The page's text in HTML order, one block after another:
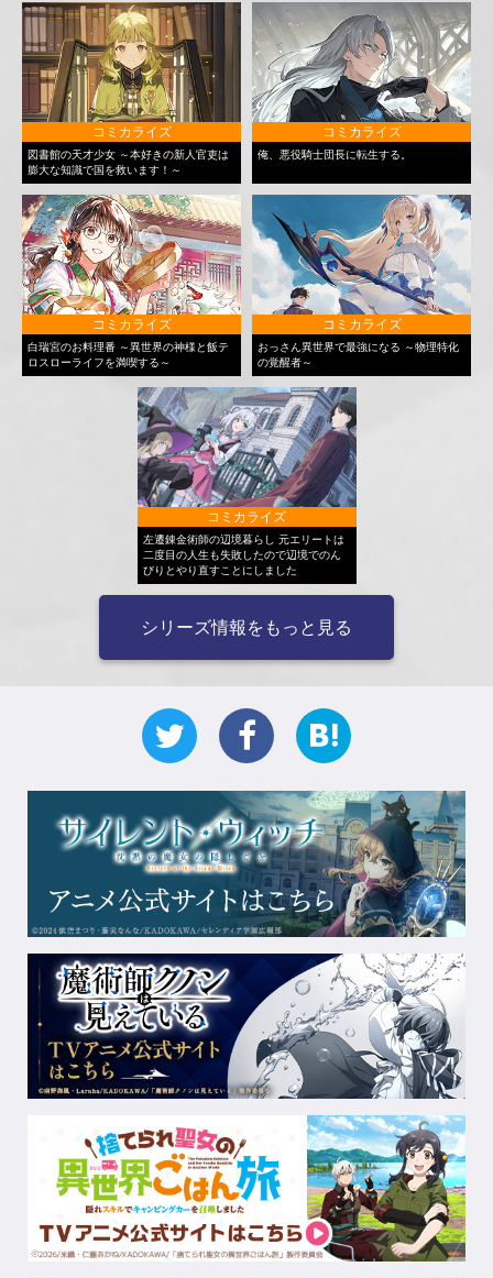
コミカライズ
図書館の天才少女 ～本好きの新人官吏は
膨大な知識で国を救います！～
コミカライズ
俺、悪役騎士団長に転生する。
コミカライズ
白瑞宮のお料理番 ～異世界の神様と飯テ
ロスローライフを満喫する～
コミカライズ
おっさん異世界で最強になる ～物理特化
の覚醒者～
コミカライズ
左遷錬金術師の辺境暮らし 元エリートは
二度目の人生も失敗したので辺境でのん
びりとやり直すことにしました
シリーズ情報をもっと見る